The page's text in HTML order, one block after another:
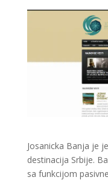
Josanicka Banja je
destinacija Srbije.
sa funkcijom